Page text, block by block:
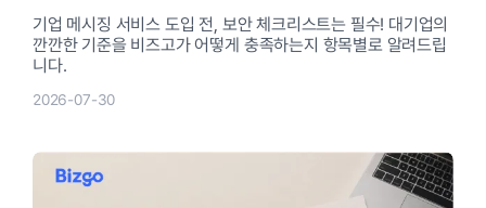
기업 메시징 서비스 도입 전, 보안 체크리스트는 필수! 대기업의
깐깐한 기준을 비즈고가 어떻게 충족하는지 항목별로 알려드립
니다.
2026-07-30